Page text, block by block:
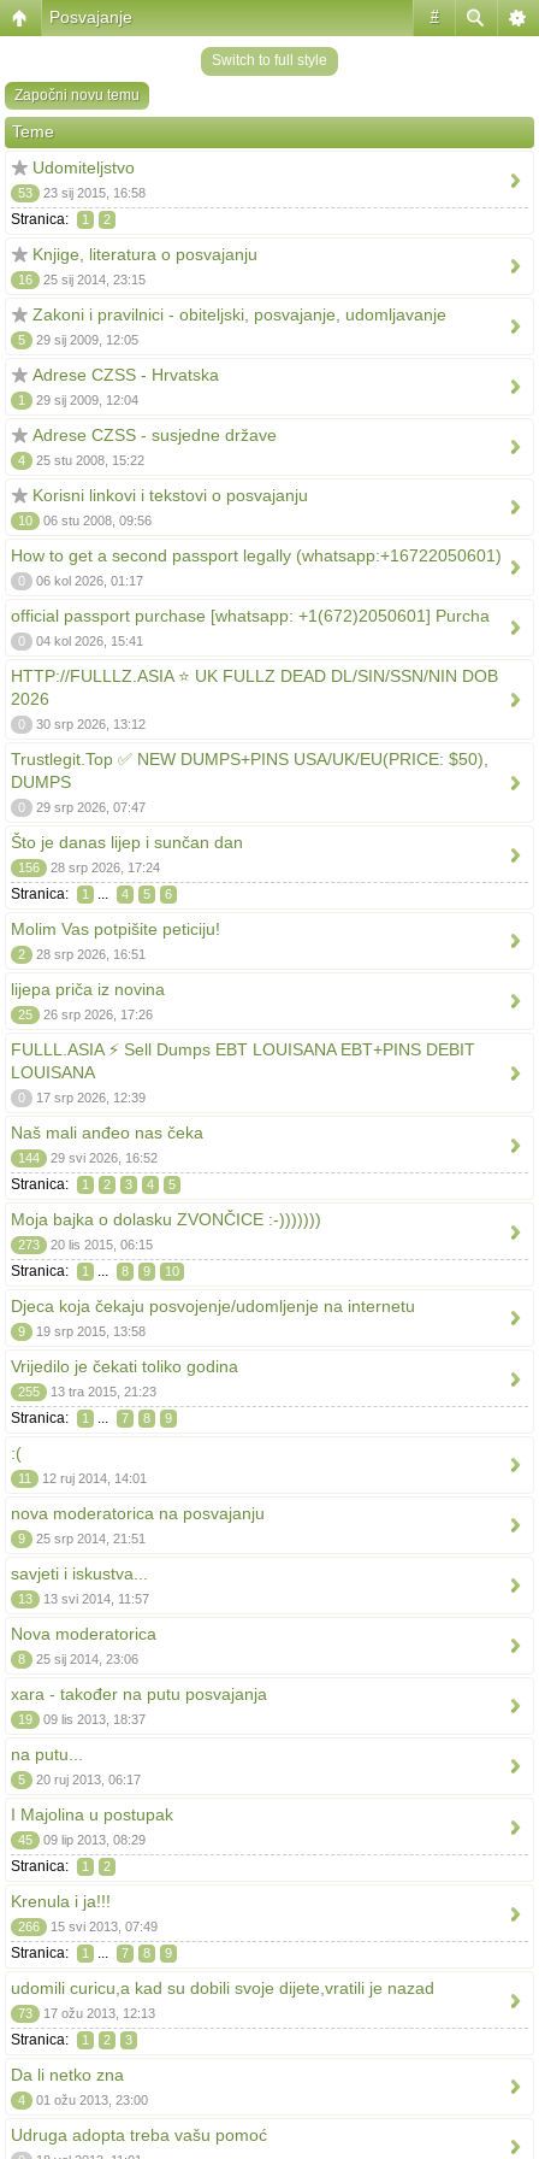
#
Posvajanje
Switch to full style
Započni novu temu
Teme
Udomiteljstvo
53 23 sij 2015, 16:58
Stranica: 1 2
Knjige, literatura o posvajanju
16 25 sij 2014, 23:15
Zakoni i pravilnici - obiteljski, posvajanje, udomljavanje
5 29 sij 2009, 12:05
Adrese CZSS - Hrvatska
1 29 sij 2009, 12:04
Adrese CZSS - susjedne države
4 25 stu 2008, 15:22
Korisni linkovi i tekstovi o posvajanju
10 06 stu 2008, 09:56
How to get a second passport legally (whatsapp:+16722050601)
0 06 kol 2026, 01:17
official passport purchase [whatsapp: +1(672)2050601] Purcha
0 04 kol 2026, 15:41
HTTP://FULLLZ.ASIA ⭐️ UK FULLZ DEAD DL/SIN/SSN/NIN DOB
2026
0 30 srp 2026, 13:12
Trustlegit.Top ✅ NEW DUMPS+PINS USA/UK/EU(PRICE: $50),
DUMPS
0 29 srp 2026, 07:47
Što je danas lijep i sunčan dan
156 28 srp 2026, 17:24
Stranica: 1 ... 4 5 6
Molim Vas potpišite peticiju!
2 28 srp 2026, 16:51
lijepa priča iz novina
25 26 srp 2026, 17:26
FULLL.ASIA ⚡ Sell Dumps EBT LOUISANA EBT+PINS DEBIT
LOUISANA
0 17 srp 2026, 12:39
Naš mali anđeo nas čeka
144 29 svi 2026, 16:52
Stranica: 1 2 3 4 5
Moja bajka o dolasku ZVONČICE :-)))))))
273 20 lis 2015, 06:15
Stranica: 1 ... 8 9 10
Djeca koja čekaju posvojenje/udomljenje na internetu
9 19 srp 2015, 13:58
Vrijedilo je čekati toliko godina
255 13 tra 2015, 21:23
Stranica: 1 ... 7 8 9
:(
11 12 ruj 2014, 14:01
nova moderatorica na posvajanju
9 25 srp 2014, 21:51
savjeti i iskustva...
13 13 svi 2014, 11:57
Nova moderatorica
8 25 sij 2014, 23:06
xara - također na putu posvajanja
19 09 lis 2013, 18:37
na putu...
5 20 ruj 2013, 06:17
I Majolina u postupak
45 09 lip 2013, 08:29
Stranica: 1 2
Krenula i ja!!!
266 15 svi 2013, 07:49
Stranica: 1 ... 7 8 9
udomili curicu,a kad su dobili svoje dijete,vratili je nazad
73 17 ožu 2013, 12:13
Stranica: 1 2 3
Da li netko zna
4 01 ožu 2013, 23:00
Udruga adopta treba vašu pomoć